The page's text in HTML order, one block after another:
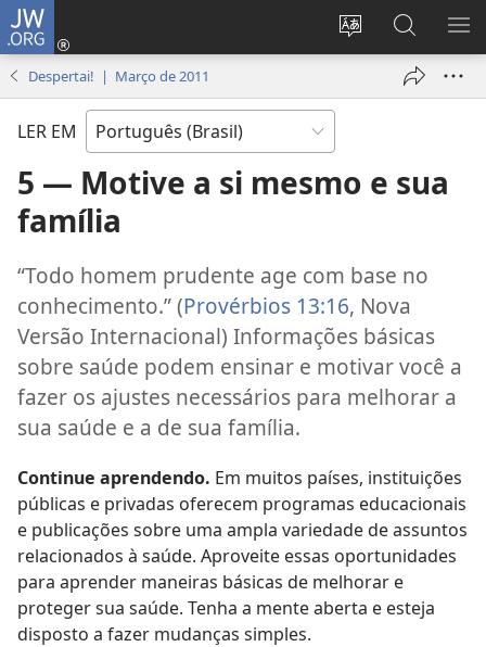
JW.ORG
Mudar
idioma
Log
janela)
Buscar
no
JW.ORG
Despertai! | Março de 2011
LER EM
5 — Motive a si mesmo e sua
família
“Todo homem prudente age com base no
conhecimento.” (Provérbios 13:16, Nova
Versão Internacional) Informações básicas
sobre saúde podem ensinar e motivar você a
fazer os ajustes necessários para melhorar a
sua saúde e a de sua família.
Continue aprendendo. Em muitos países, instituições
públicas e privadas oferecem programas educacionais
e publicações sobre uma ampla variedade de assuntos
relacionados à saúde. Aproveite essas oportunidades
para aprender maneiras básicas de melhorar e
proteger sua saúde. Tenha a mente aberta e esteja
disposto a fazer mudanças simples.